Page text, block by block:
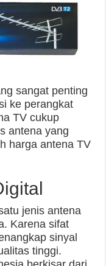
sangat penting
ke perangkat
TV cukup
antena yang
harga antena TV
jenis antena
Karena sifat
sinyal
tinggi.